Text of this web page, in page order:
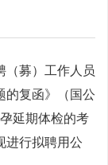
（募）工作人员
的复函》（国公
延期体检的考
进行拟聘用公